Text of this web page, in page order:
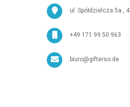
ul. Spółdzielcza 5a ,
+49 171 99 50 963
biuro@gifterso.de